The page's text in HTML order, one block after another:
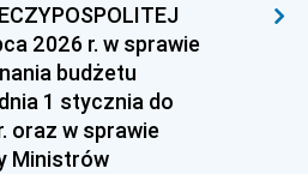
1952
1946
2026 r. w sprawie
budżetu
1 stycznia do
oraz w sprawie
Ministrów